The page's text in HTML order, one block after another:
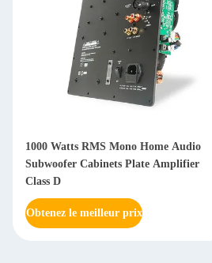
1000 Watts RMS Mono Home Audio
Subwoofer Cabinets Plate Amplifier
Class D
Obtenez le meilleur prix